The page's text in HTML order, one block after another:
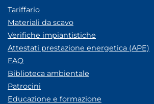
Tariffario
Materiali da scavo
Verifiche impiantistiche
Attestati prestazione energetica (APE)
FAQ
Biblioteca ambientale
Patrocini
Educazione e formazione